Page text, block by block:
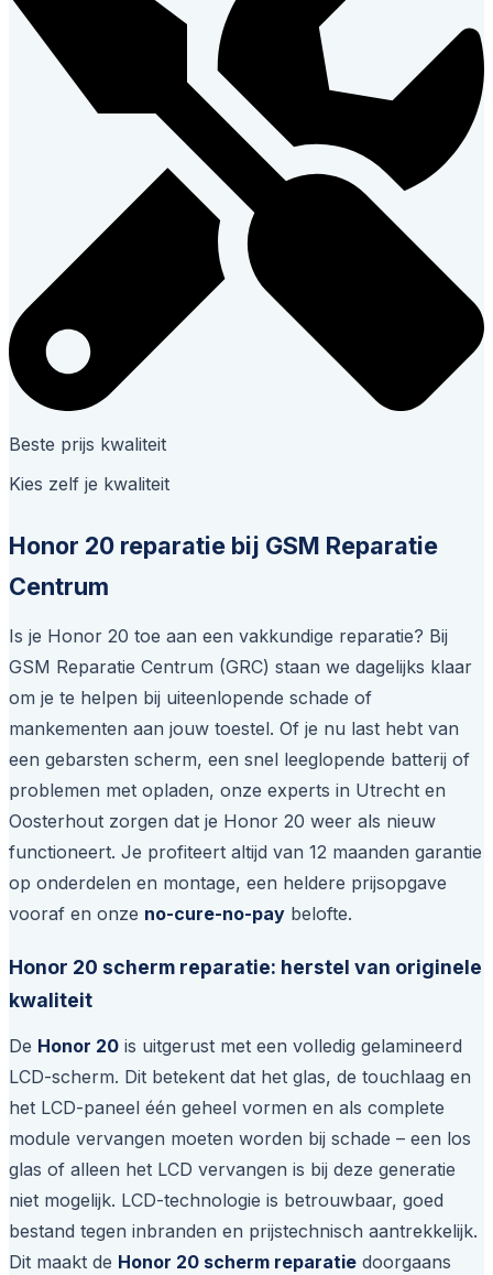
Beste prijs kwaliteit
Kies zelf je kwaliteit
Honor 20 reparatie bij GSM Reparatie
Centrum
Is je Honor 20 toe aan een vakkundige reparatie? Bij
GSM Reparatie Centrum (GRC) staan we dagelijks klaar
om je te helpen bij uiteenlopende schade of
mankementen aan jouw toestel. Of je nu last hebt van
een gebarsten scherm, een snel leeglopende batterij of
problemen met opladen, onze experts in Utrecht en
Oosterhout zorgen dat je Honor 20 weer als nieuw
functioneert. Je profiteert altijd van 12 maanden garantie
op onderdelen en montage, een heldere prijsopgave
vooraf en onze no-cure-no-pay belofte.
Honor 20 scherm reparatie: herstel van originele
kwaliteit
De Honor 20 is uitgerust met een volledig gelamineerd
LCD-scherm. Dit betekent dat het glas, de touchlaag en
het LCD-paneel één geheel vormen en als complete
module vervangen moeten worden bij schade – een los
glas of alleen het LCD vervangen is bij deze generatie
niet mogelijk. LCD-technologie is betrouwbaar, goed
bestand tegen inbranden en prijstechnisch aantrekkelijk.
Dit maakt de Honor 20 scherm reparatie doorgaans